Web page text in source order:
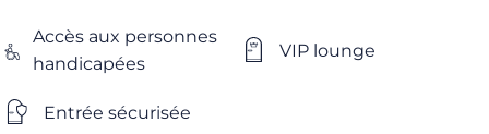
Accès aux personnes
handicapées
VIP lounge
Entrée sécurisée